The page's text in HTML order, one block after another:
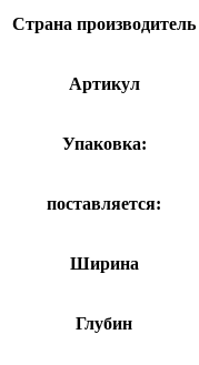
Страна производитель
Артикул
Упаковка:
поставляется:
Ширина
Глубин